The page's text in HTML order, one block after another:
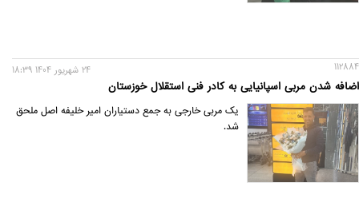
112884
اضافه شدن مربی اسپانیایی به کادر فنی استقلال خوزستان
24 شهريور 1404 18:39
یک مربی خارجی به جمع دستیاران امیر خلیفه اصل ملحق
شد.